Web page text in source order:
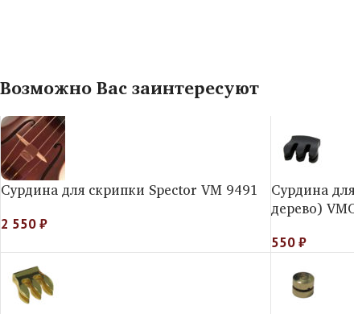
Возможно Вас заинтересуют
Сурдина для скрипки Spector VM 9491
2 550₽
Сурдина
дерево)
550₽